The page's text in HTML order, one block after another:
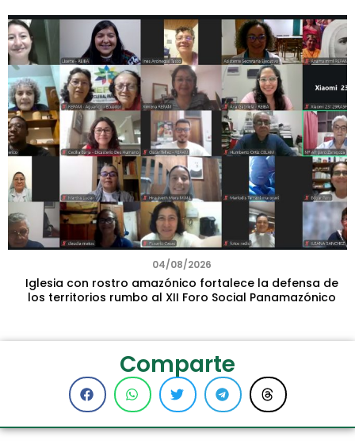
04/08/2026
Iglesia con rostro amazónico fortalece la defensa de
los territorios rumbo al XII Foro Social Panamazónico
Comparte